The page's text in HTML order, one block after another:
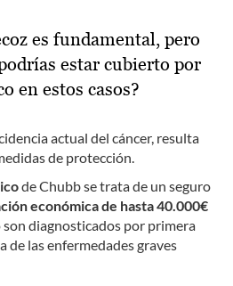
es fundamental, pero
estar cubierto por
en estos casos?
actual del cáncer, resulta
de protección.
de Chubb se trata de un seguro
económica de hasta 40.000€
son diagnosticados por primera
de las enfermedades graves